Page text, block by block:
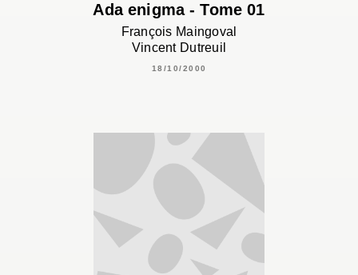
Ada enigma - Tome 01
François Maingoval
Vincent Dutreuil
18/10/2000